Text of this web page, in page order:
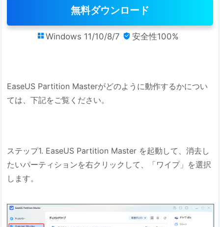
無料ダウンロード
 Windows 11/10/8/7  安全性100%
EaseUS Partition Masterがどのように動作するかについ
ては、下記をご覧ください。
ステップ1. EaseUS Partition Master を起動して、消去し
たいパーティションを右クリックして、「ワイプ」を選択
します。